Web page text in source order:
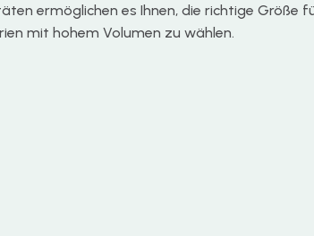
ermöglichen es Ihnen, die richtige Größe
mit hohem Volumen zu wählen.